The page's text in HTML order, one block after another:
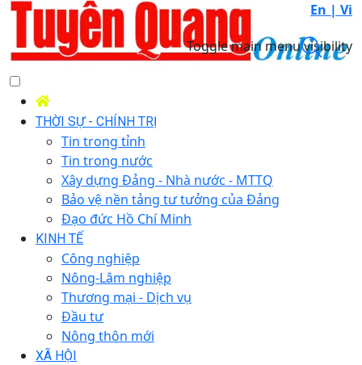
En | Vi
Toggle main menu visibility
THỜI SỰ - CHÍNH TRỊ
Tin trong tỉnh
Tin trong nước
Xây dựng Đảng - Nhà nước - MTTQ
Bảo vệ nền tảng tư tưởng của Đảng
Đạo đức Hồ Chí Minh
KINH TẾ
Công nghiệp
Nông-Lâm nghiệp
Thương mại - Dịch vụ
Đầu tư
Nông thôn mới
XÃ HỘI